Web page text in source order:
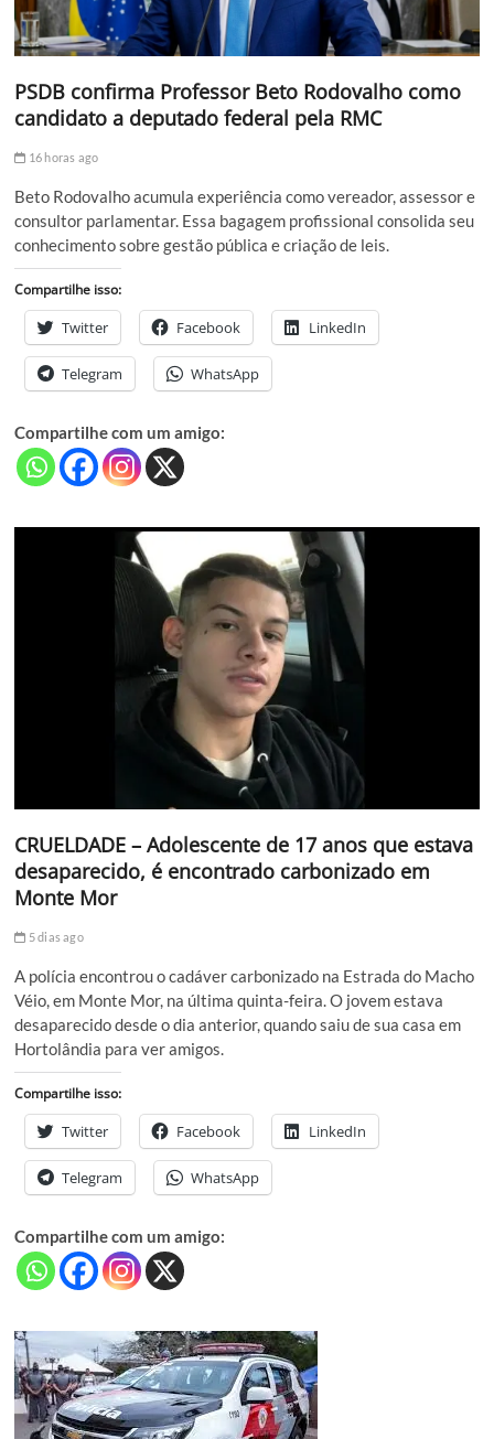
PSDB confirma Professor Beto Rodovalho como
candidato a deputado federal pela RMC
16 horas ago
Beto Rodovalho acumula experiência como vereador, assessor e
consultor parlamentar. Essa bagagem profissional consolida seu
conhecimento sobre gestão pública e criação de leis.
Compartilhe isso:
Twitter Facebook LinkedIn
Telegram WhatsApp
Compartilhe com um amigo:
CRUELDADE – Adolescente de 17 anos que estava
desaparecido, é encontrado carbonizado em
Monte Mor
5 dias ago
A polícia encontrou o cadáver carbonizado na Estrada do Macho
Véio, em Monte Mor, na última quinta-feira. O jovem estava
desaparecido desde o dia anterior, quando saiu de sua casa em
Hortolândia para ver amigos.
Compartilhe isso:
Twitter Facebook LinkedIn
Telegram WhatsApp
Compartilhe com um amigo: